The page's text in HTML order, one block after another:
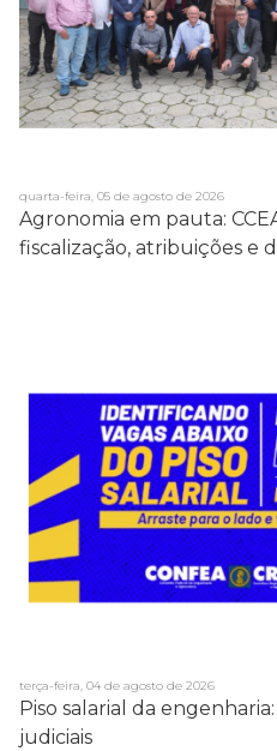
quarta-feira, 05 de agosto de 2026
Agronomia em pauta:
fiscalização, atribuições e
terça-feira, 04 de agosto de 2026
Piso salarial da
judiciais